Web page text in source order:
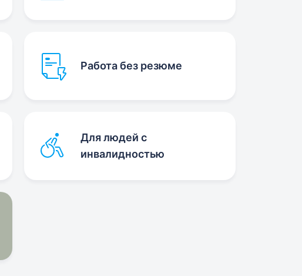
Работа без резюме
Для людей с
инвалидностью